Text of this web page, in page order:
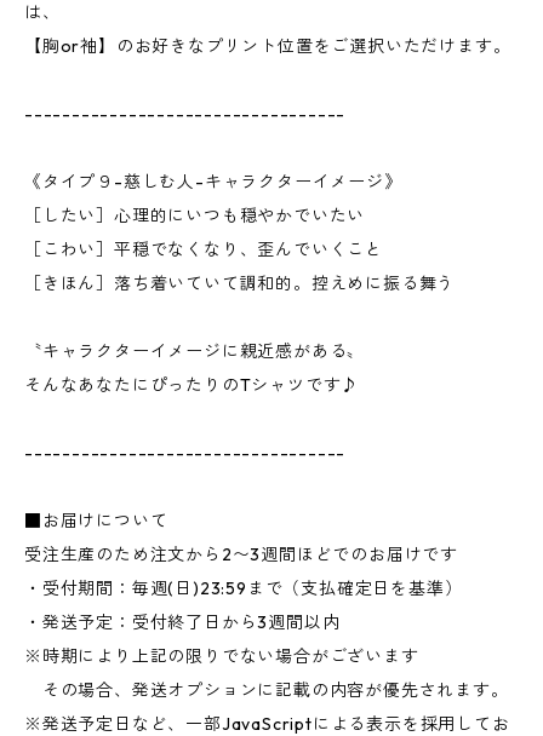
は、
【胸or袖】のお好きなプリント位置をご選択いただけます。
----------------------------------
《タイプ９-慈しむ人-キャラクターイメージ》
［したい］心理的にいつも穏やかでいたい
［こわい］平穏でなくなり、歪んでいくこと
［きほん］落ち着いていて調和的。控えめに振る舞う
〝キャラクターイメージに親近感がある〟
そんなあなたにぴったりのTシャツです♪
----------------------------------
■お届けについて
受注生産のため注文から2〜3週間ほどでのお届けです
・受付期間：毎週(日)23:59まで（支払確定日を基準）
・発送予定：受付終了日から3週間以内
※時期により上記の限りでない場合がございます
その場合、発送オプションに記載の内容が優先されます。
※発送予定日など、一部JavaScriptによる表示を採用してお